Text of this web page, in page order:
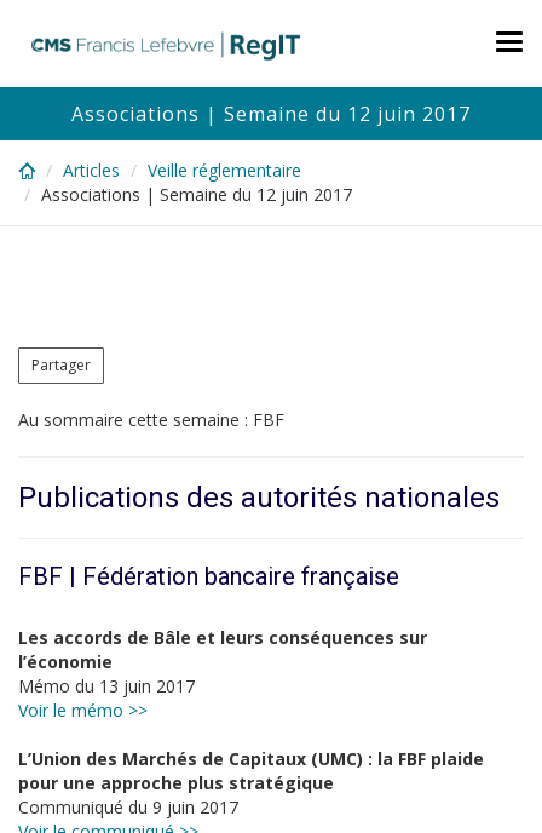
content
Associations | Semaine du 12 juin 2017
Articles
Veille réglementaire
Associations | Semaine du 12 juin 2017
Partager
Au sommaire cette semaine : FBF
Publications des autorités nationales
FBF | Fédération bancaire française
Les accords de Bâle et leurs conséquences sur
l’économie
Mémo du 13 juin 2017
Voir le mémo >>
L’Union des Marchés de Capitaux (UMC) : la FBF plaide
pour une approche plus stratégique
Communiqué du 9 juin 2017